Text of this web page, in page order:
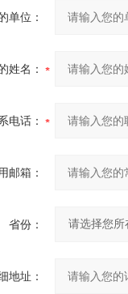
单位：
姓名：
电话：
邮箱：
省份：
地址：